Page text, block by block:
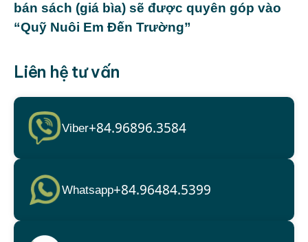
bán sách (giá bìa) sẽ được quyên góp vào
“Quỹ Nuôi Em Đến Trường”
Liên hệ tư vấn
Viber+84.96896.3584
Whatsapp+84.96484.5399